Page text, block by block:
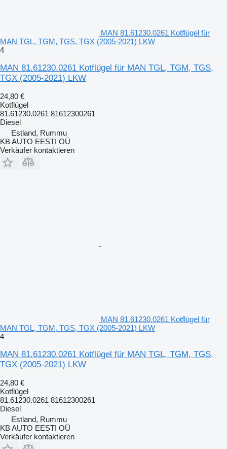
MAN 81.61230.0261 Kotflügel für
MAN TGL, TGM, TGS, TGX (2005-2021) LKW
4
MAN 81.61230.0261 Kotflügel für MAN TGL, TGM, TGS,
TGX (2005-2021) LKW
24,80 €
Kotflügel
81.61230.0261 81612300261
Diesel
Estland, Rummu
KB AUTO EESTI OÜ
Verkäufer kontaktieren
MAN 81.61230.0261 Kotflügel für
MAN TGL, TGM, TGS, TGX (2005-2021) LKW
4
MAN 81.61230.0261 Kotflügel für MAN TGL, TGM, TGS,
TGX (2005-2021) LKW
24,80 €
Kotflügel
81.61230.0261 81612300261
Diesel
Estland, Rummu
KB AUTO EESTI OÜ
Verkäufer kontaktieren